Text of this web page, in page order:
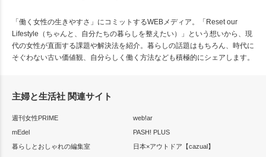
「働く女性の生きやすさ」にコミットするWEBメディア。「Reset our
Lifestyle（ちゃんと、自分たちの暮らしを整えたい）」という想いから、現
代の女性が直面する課題や解決法を紹介。暮らしの話題はもちろん、時代に
そぐわない古い価値観、自分らしく働く方法なども積極的にシェアします。
主婦と生活社 関連サイト
週刊女性PRIME
web!ar
mEdel
PASH! PLUS
暮らしとおしゃれの編集室
日本×アウトドア【cazual】